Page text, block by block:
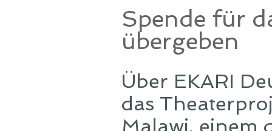
Spende für
übergeben
Über EKARI
das
Malawi, einem